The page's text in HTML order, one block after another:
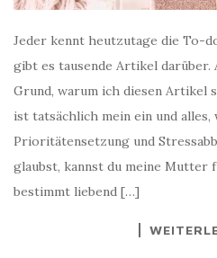
Jeder kennt heutzutage die To-
gibt es tausende Artikel darüber.
Grund, warum ich diesen Artikel
ist tatsächlich mein ein und
Prioritätensetzung und
glaubst, kannst du meine Mutter
bestimmt liebend […]